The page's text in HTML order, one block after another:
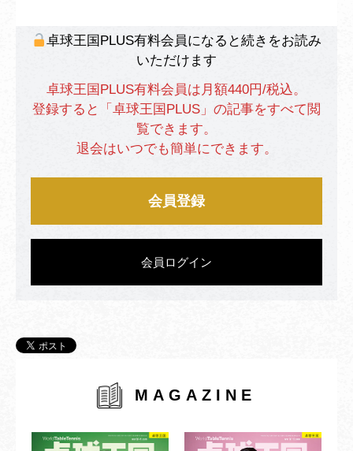
卓球王国PLUS有料会員になると続きをお読み
いただけます
卓球王国PLUS有料会員は月額440円/税込。
登録すると「卓球王国PLUS」の記事をすべて閲
覧できます。
退会はいつでも簡単にできます。
会員登録
会員ログイン
MAGAZINE